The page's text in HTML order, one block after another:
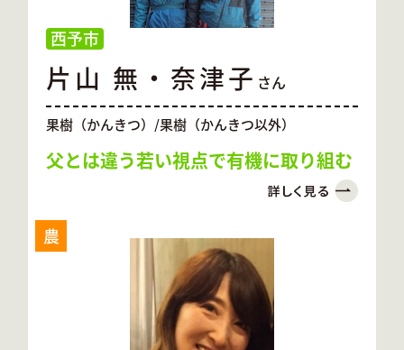
西予市
片山 無・奈津子 さん
果樹（かんきつ）/果樹（かんきつ以外）
父とは違う若い視点で有機に取り組む
農